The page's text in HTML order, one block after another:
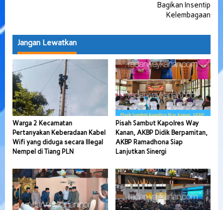
Bagikan Insentip
Kelembagaan
Jangan Lewatkan
Warga 2 Kecamatan
Pertanyakan Keberadaan Kabel
Wifi yang diduga secara Illegal
Nempel di Tiang PLN
Pisah Sambut Kapolres Way
Kanan, AKBP Didik Berpamitan,
AKBP Ramadhona Siap
Lanjutkan Sinergi